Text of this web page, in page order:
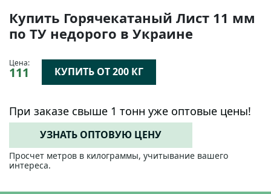
Купить Горячекатаный Лист 11 мм
по ТУ недорого в Украине
Цена:
111 КУПИТЬ ОТ 200 КГ
При заказе свыше 1 тонн уже оптовые цены!
УЗНАТЬ ОПТОВУЮ ЦЕНУ
Просчет метров в килограммы, учитывание вашего
интереса.